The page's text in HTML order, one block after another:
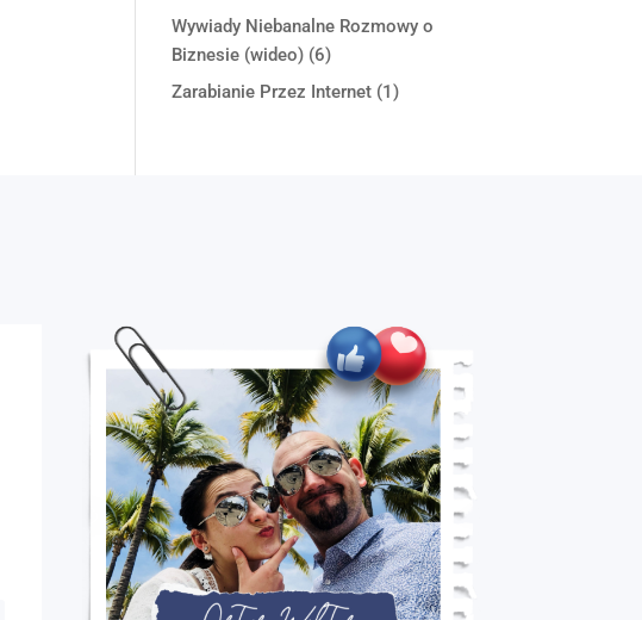
Wywiady Niebanalne Rozmowy o
Biznesie (wideo) (6)
Zarabianie Przez Internet (1)